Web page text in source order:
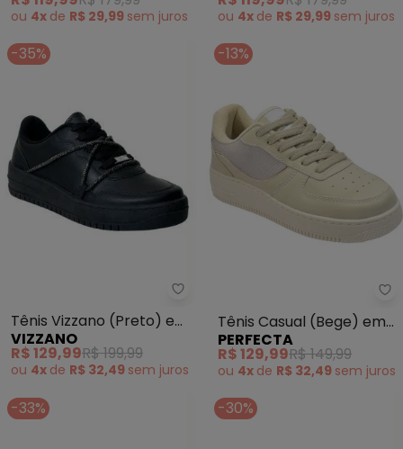
ou 4x de R$ 29,99 sem juros ou 4x de R$ 29,99 sem juros
-35%
Vizzano - Tênis Vizzano
Tênis Vizzano (Preto) em
Sintético
VIZZANO
R$ 129,99R$ 199,99
ou 4x de R$ 32,49 sem juros
-13%
Tênis Casual (Bege) em
Sintético
PERFECTA
R$ 129,99R$ 149,99
ou 4x de R$ 32,49 sem juros
-33% -30%